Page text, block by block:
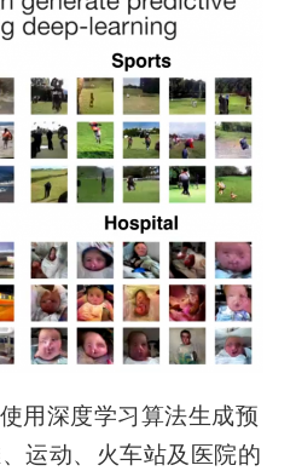
用深度学习算法生成预
运动、火车站及医院的